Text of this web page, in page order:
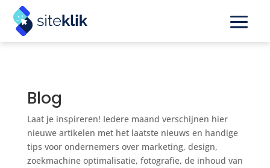
Blog
Laat je inspireren! Iedere maand verschijnen hier
nieuwe artikelen met het laatste nieuws en handige
tips voor ondernemers over marketing, design,
zoekmachine optimalisatie, fotografie, de inhoud van